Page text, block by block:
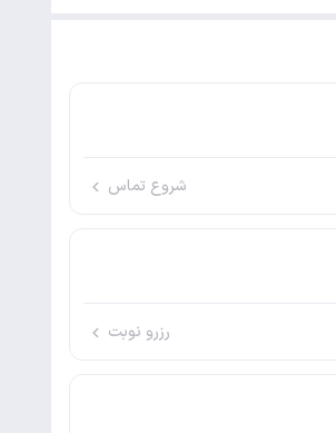
شروع تماس
رزرو نوبت